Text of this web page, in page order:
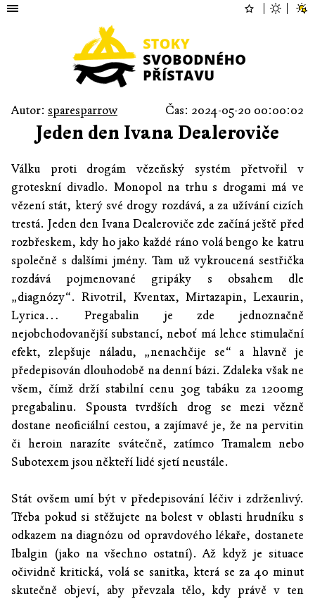
Autor: sparesparrow Čas: 2024-05-20 00:00:02
Jeden den Ivana Dealeroviče
Válku proti drogám vězeňský systém přetvořil v
groteskní divadlo. Monopol na trhu s drogami má ve
vězení stát, který své drogy rozdává, a za užívání cizích
trestá. Jeden den Ivana Dealeroviče zde začíná ještě před
rozbřeskem, kdy ho jako každé ráno volá bengo ke katru
společně s dalšími jmény. Tam už vykroucená sestřička
rozdává pojmenované gripáky s obsahem dle
„diagnózy“. Rivotril, Kventax, Mirtazapin, Lexaurin,
Lyrica… Pregabalin je zde jednoznačně
nejobchodovanější substancí, neboť má lehce stimulační
efekt, zlepšuje náladu, „nenachčije se“ a hlavně je
předepisován dlouhodobě na denní bázi. Zdaleka však ne
všem, čímž drží stabilní cenu 30g tabáku za 1200mg
pregabalinu. Spousta tvrdších drog se mezi vězně
dostane neoficiální cestou, a zajímavé je, že na pervitin
či heroin narazíte svátečně, zatímco Tramalem nebo
Subotexem jsou někteří lidé sjetí neustále.
Stát ovšem umí být v předepisování léčiv i zdrženlivý.
Třeba pokud si stěžujete na bolest v oblasti hrudníku s
odkazem na diagnózu od opravdového lékaře, dostanete
Ibalgin (jako na všechno ostatní). Až když je situace
očividně kritická, volá se sanitka, která se za 40 minut
skutečně objeví, aby převzala tělo, kdy právě v ten